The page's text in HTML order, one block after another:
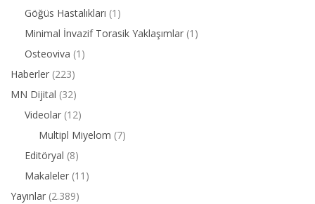
Göğüs Hastalıkları (1)
Minimal İnvazif Torasik Yaklaşımlar (1)
Osteoviva (1)
Haberler (223)
MN Dijital (32)
Videolar (12)
Multipl Miyelom (7)
Editöryal (8)
Makaleler (11)
Yayınlar (2.389)